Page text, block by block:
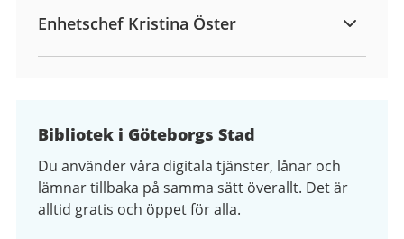
Enhetschef Kristina Öster
Bibliotek i Göteborgs Stad
Du använder våra digitala tjänster, lånar och
lämnar tillbaka på samma sätt överallt. Det är
alltid gratis och öppet för alla.